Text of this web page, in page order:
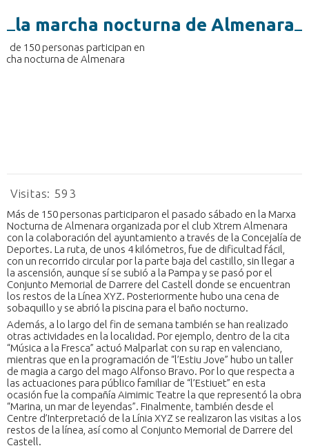
la marcha nocturna de Almenara
Visitas: 593
Más de 150 personas participaron el pasado sábado en la Marxa
Nocturna de Almenara organizada por el club Xtrem Almenara
con la colaboración del ayuntamiento a través de la Concejalía de
Deportes. La ruta, de unos 4 kilómetros, fue de dificultad fácil,
con un recorrido circular por la parte baja del castillo, sin llegar a
la ascensión, aunque sí se subió a la Pampa y se pasó por el
Conjunto Memorial de Darrere del Castell donde se encuentran
los restos de la Línea XYZ. Posteriormente hubo una cena de
sobaquillo y se abrió la piscina para el baño nocturno.
Además, a lo largo del fin de semana también se han realizado
otras actividades en la localidad. Por ejemplo, dentro de la cita
“Música a la Fresca” actuó Malparlat con su rap en valenciano,
mientras que en la programación de “l’Estiu Jove” hubo un taller
de magia a cargo del mago Alfonso Bravo. Por lo que respecta a
las actuaciones para público familiar de “l’Estiuet” en esta
ocasión fue la compañía Aimimic Teatre la que representó la obra
“Marina, un mar de leyendas”. Finalmente, también desde el
Centre d’Interpretació de la Línia XYZ se realizaron las visitas a los
restos de la línea, así como al Conjunto Memorial de Darrere del
Castell.